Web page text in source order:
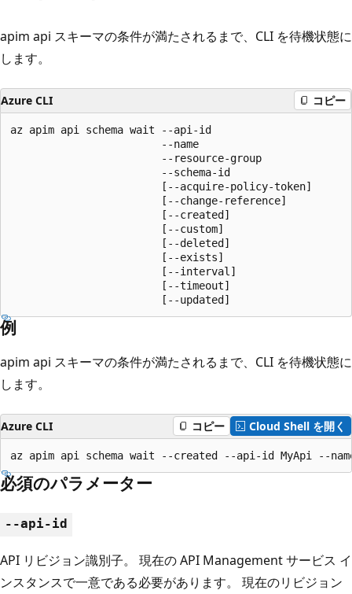
apim api スキーマの条件が満たされるまで、CLI を待機状態に
します。
Azure CLI コピー
az apim api schema wait --api-id
                        --name
                        --resource-group
                        --schema-id
                        [--acquire-policy-token]
                        [--change-reference]
                        [--created]
                        [--custom]
                        [--deleted]
                        [--exists]
                        [--interval]
                        [--timeout]
                        [--updated]
例
apim api スキーマの条件が満たされるまで、CLI を待機状態に
します。
Azure CLI コピー Cloud Shell を開く
az apim api schema wait --created --api-id MyApi --name
必須のパラメーター
--api-id
API リビジョン識別子。 現在の API Management サービス イ
ンスタンスで一意である必要があります。 現在のリビジョン